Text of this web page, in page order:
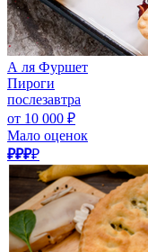
А ля Фуршет
Пироги
послезавтра
от 10 000 ₽
Мало оценок
₽₽₽₽